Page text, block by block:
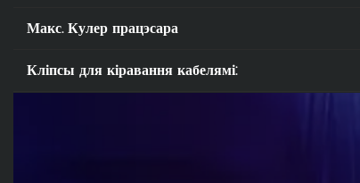
Макс. Кулер працэсара
Кліпсы для кіравання кабелямі: